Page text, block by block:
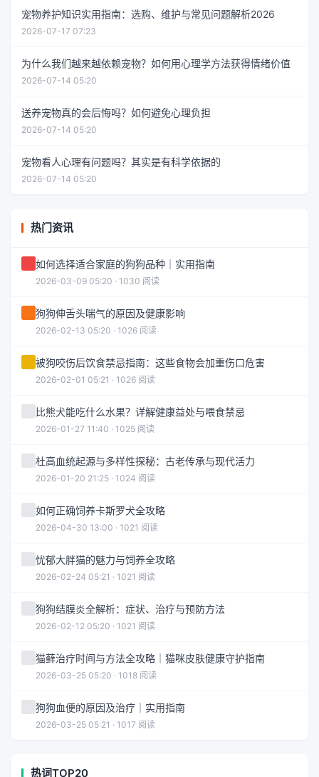
宠物养护知识实用指南：选购、维护与常见问题解析2026
2026-07-17 07:23
为什么我们越来越依赖宠物？如何用心理学方法获得情绪价值
2026-07-14 05:20
送养宠物真的会后悔吗？如何避免心理负担
2026-07-14 05:20
宠物看人心理有问题吗？其实是有科学依据的
2026-07-14 05:20
热门资讯
如何选择适合家庭的狗狗品种｜实用指南
2026-03-09 05:20 · 1030 阅读
狗狗伸舌头喘气的原因及健康影响
2026-02-13 05:20 · 1026 阅读
被狗咬伤后饮食禁忌指南：这些食物会加重伤口危害
2026-02-01 05:21 · 1026 阅读
比熊犬能吃什么水果？详解健康益处与喂食禁忌
2026-01-27 11:40 · 1025 阅读
杜高血统起源与多样性探秘：古老传承与现代活力
2026-01-20 21:25 · 1024 阅读
如何正确饲养卡斯罗犬全攻略
2026-04-30 13:00 · 1021 阅读
忧郁大胖猫的魅力与饲养全攻略
2026-02-24 05:21 · 1021 阅读
狗狗结膜炎全解析：症状、治疗与预防方法
2026-02-12 05:20 · 1021 阅读
猫藓治疗时间与方法全攻略｜猫咪皮肤健康守护指南
2026-03-25 05:20 · 1018 阅读
狗狗血便的原因及治疗｜实用指南
2026-03-25 05:21 · 1017 阅读
热词TOP20